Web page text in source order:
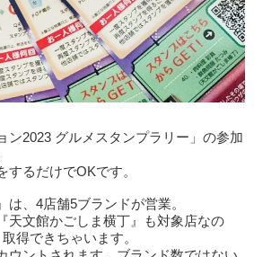
ン2023 グルメスタンプラリー」の参加
するだけでOKです。
は、4店舗5ブランドが営業。
天文館かごしま横丁』も対象店なの
得できちゃいます。